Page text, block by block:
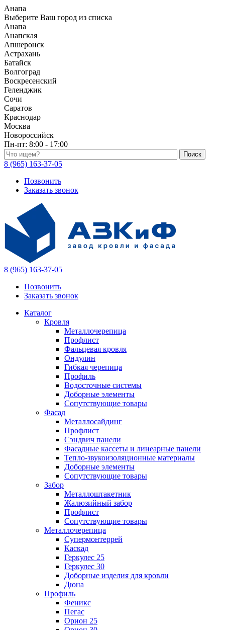
Анапа
Выберите Ваш город из списка
Анапа
Анапская
Апшеронск
Астрахань
Батайск
Волгоград
Воскресенский
Геленджик
Сочи
Саратов
Краснодар
Москва
Новороссийск
Пн-пт: 8:00 - 17:00
Поиск по каталогу
8 (965) 163-37-05
Позвонить
Заказать звонок
8 (965) 163-37-05
Позвонить
Заказать звонок
Каталог
Кровля
Металлочерепица
Профлист
Фальцевая кровля
Ондулин
Гибкая черепица
Профиль
Водосточные системы
Доборные элементы
Сопутствующие товары
Фасад
Металлосайдинг
Профлист
Сэндвич панели
Фасадные кассеты и линеарные панели
Тепло-звукоизоляционные материалы
Доборные элементы
Сопутствующие товары
Забор
Металлоштакетник
Жалюзийный забор
Профлист
Сопутствующие товары
Металлочерепица
Супермонтеррей
Каскад
Геркулес 25
Геркулес 30
Доборные изделия для кровли
Дюна
Профиль
Феникс
Пегас
Орион 25